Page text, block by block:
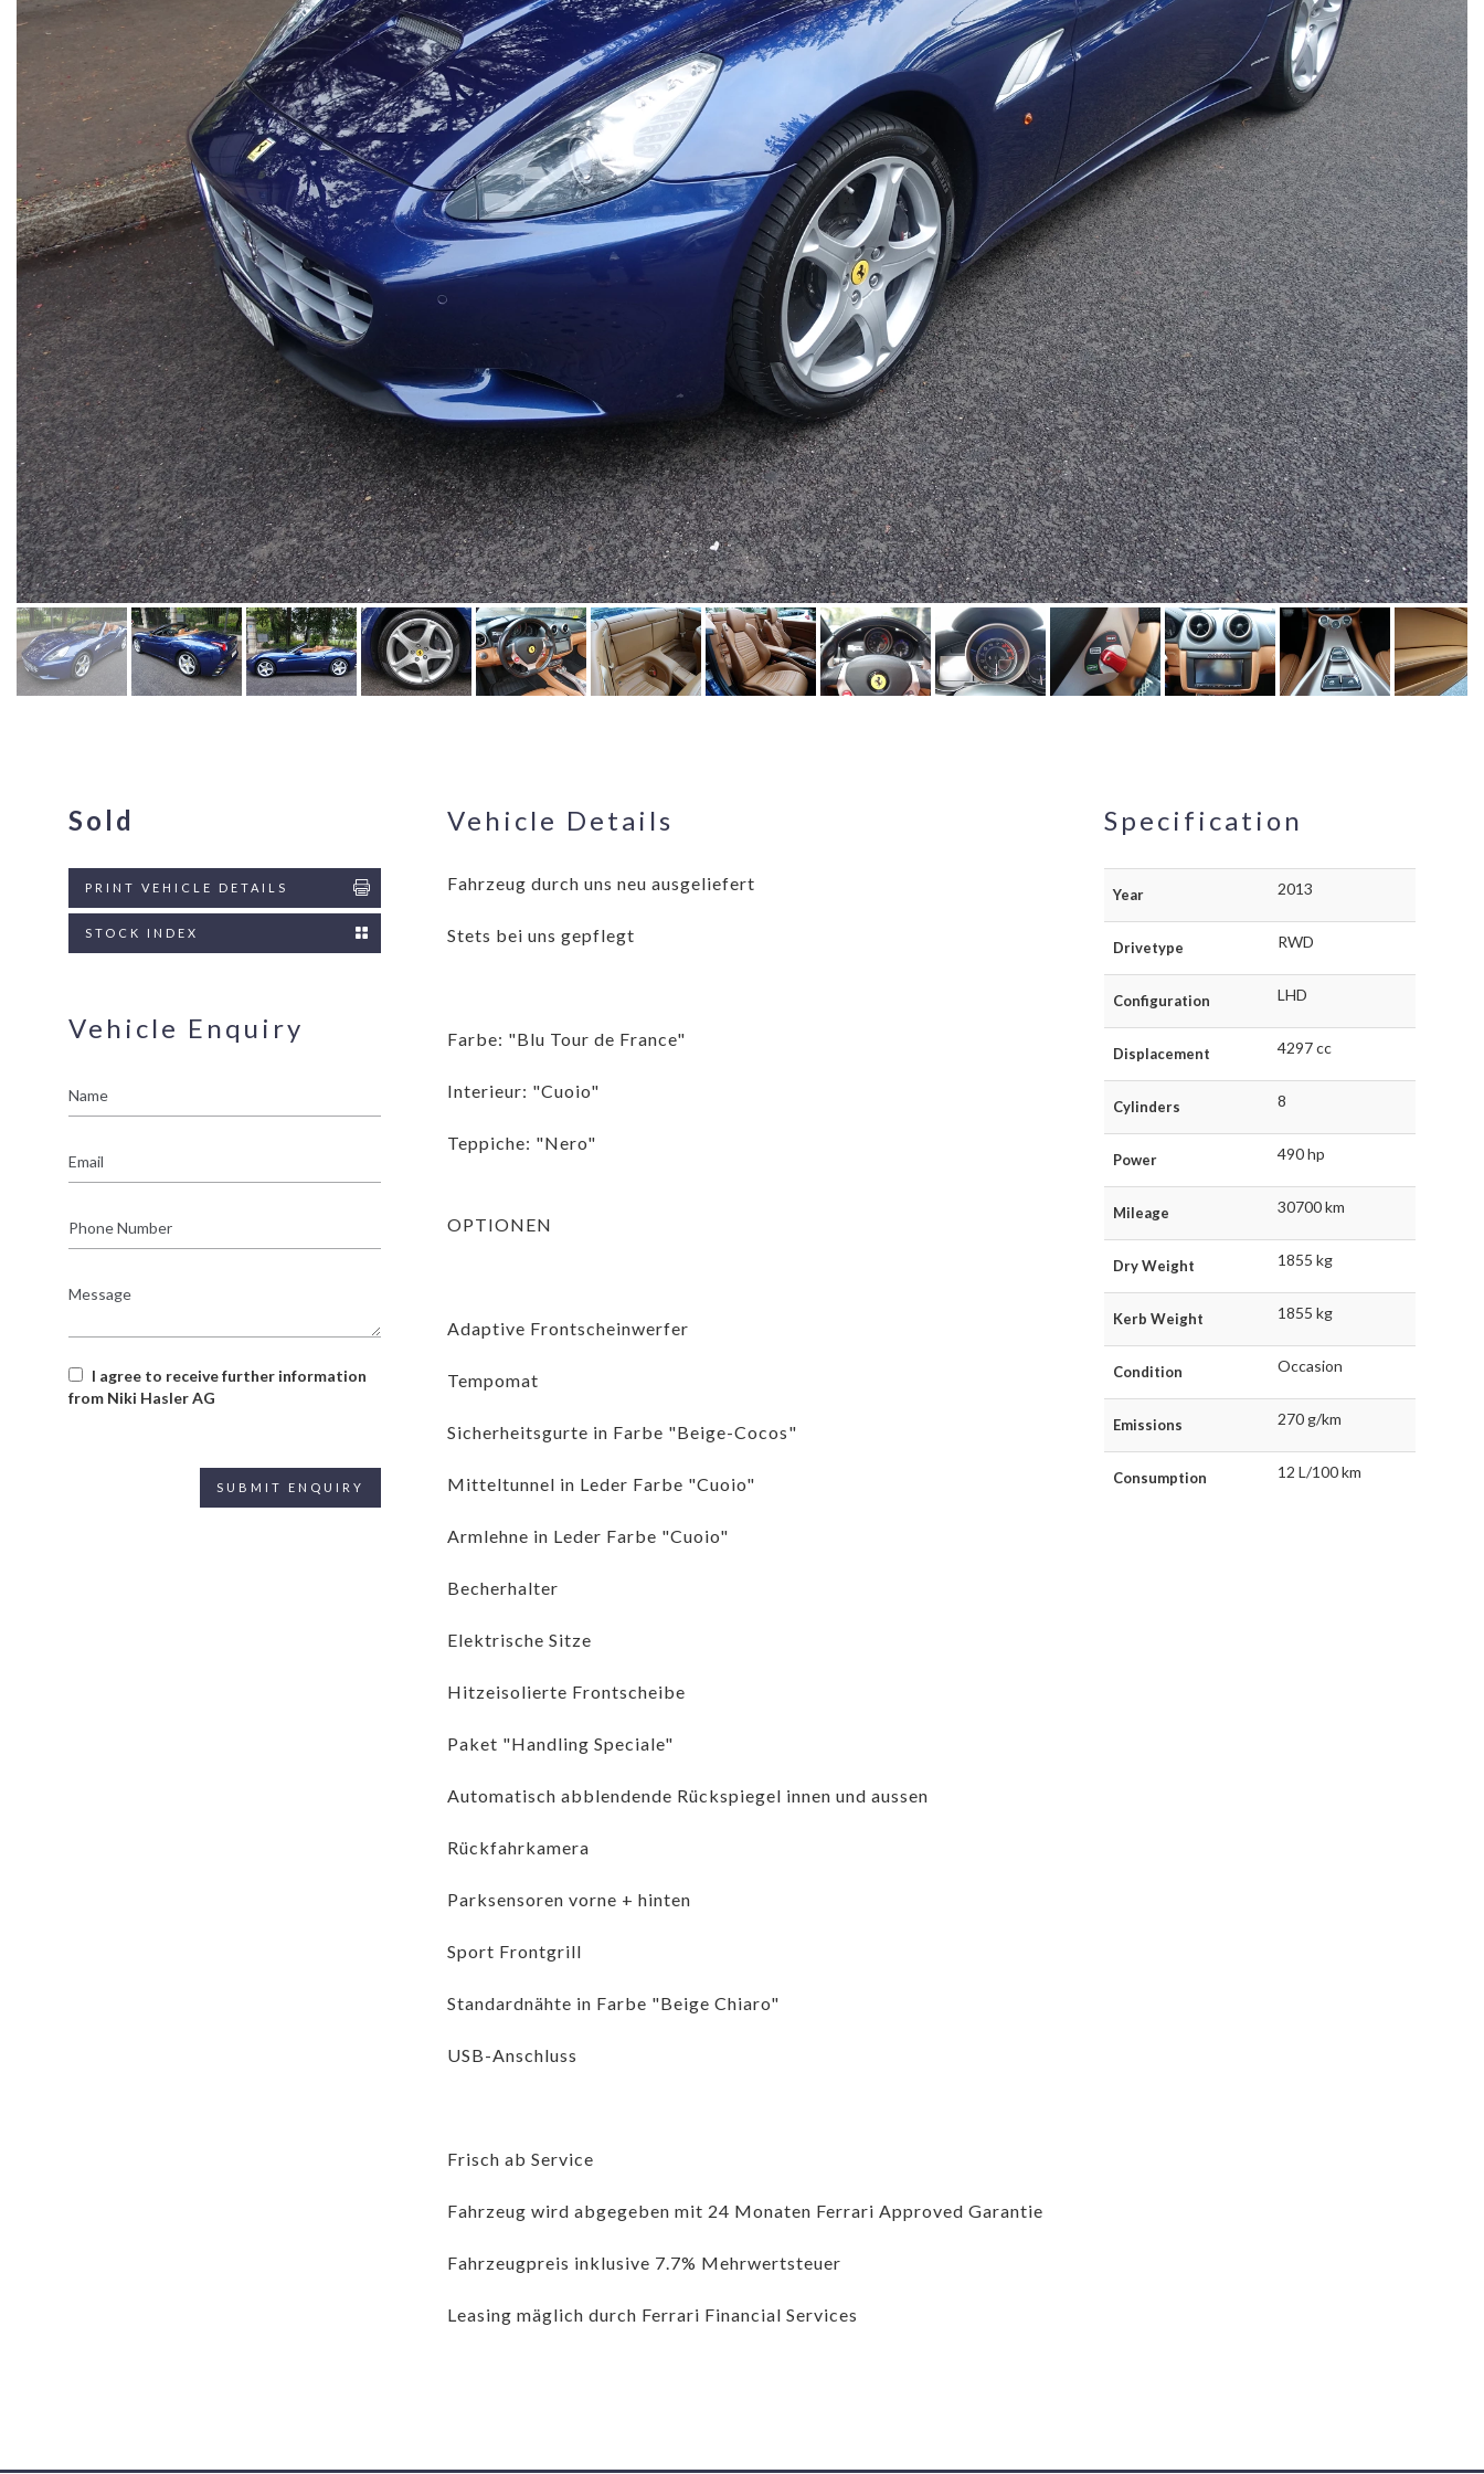
Sold
PRINT VEHICLE DETAILS
STOCK INDEX
Vehicle Enquiry
Number
I agree to receive further information
from Niki Hasler AG
Vehicle Details
Fahrzeug durch uns neu ausgeliefert
Stets bei uns gepflegt
Farbe: "Blu Tour de France"
Interieur: "Cuoio"
Teppiche: "Nero"
OPTIONEN
Adaptive Frontscheinwerfer
Tempomat
Sicherheitsgurte in Farbe "Beige-Cocos"
Mitteltunnel in Leder Farbe "Cuoio"
Armlehne in Leder Farbe "Cuoio"
Becherhalter
Elektrische Sitze
Hitzeisolierte Frontscheibe
Paket "Handling Speciale"
Automatisch abblendende Rückspiegel innen und aussen
Rückfahrkamera
Parksensoren vorne + hinten
Sport Frontgrill
Standardnähte in Farbe "Beige Chiaro"
USB-Anschluss
Frisch ab Service
Fahrzeug wird abgegeben mit 24 Monaten Ferrari Approved Garantie
Fahrzeugpreis inklusive 7.7% Mehrwertsteuer
Leasing mäglich durch Ferrari Financial Services
Specification
Year 2013
Drivetype RWD
Configuration LHD
Displacement 4297 cc
Cylinders 8
Power 490 hp
Mileage 30700 km
Dry Weight 1855 kg
Kerb Weight 1855 kg
Condition Occasion
Emissions 270 g/km
Consumption 12 L/100 km